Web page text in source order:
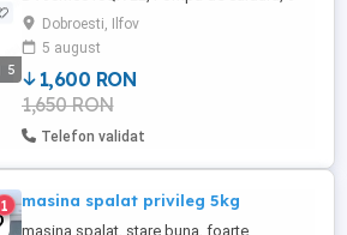
5
kg, 18 programe, Clasa A++, Smart Check,
Inox, folosit dar se afla in stare buna..
Dobroesti, Ilfov
5 august
1,600 RON
1,650 RON
Telefon validat
1 masina spalat privileg 5kg
masina spalat, stare buna, foarte